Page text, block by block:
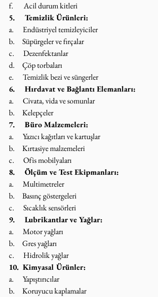
f.       Acil durum kitleri
5.     Temizlik Ürünleri:
a.      Endüstriyel temizleyiciler
b.     Süpürgeler ve fırçalar
c.      Dezenfektanlar
d.     Çöp torbaları
e.      Temizlik bezi ve süngerler
6.     Hırdavat ve Bağlantı Elemanları:
a.      Civata, vida ve somunlar
b.     Kelepçeler
7.     Büro Malzemeleri:
a.      Yazıcı kağıtları ve kartuşlar
b.     Kırtasiye malzemeleri
c.      Ofis mobilyaları
8.     Ölçüm ve Test Ekipmanları:
a.      Multimetreler
b.     Basınç göstergeleri
c.      Sıcaklık sensörleri
9.     Lubrikantlar ve Yağlar:
a.      Motor yağları
b.     Gres yağları
c.      Hidrolik yağlar
10.  Kimyasal Ürünler:
a.      Yapıştırıcılar
b.     Koruyucu kaplamalar